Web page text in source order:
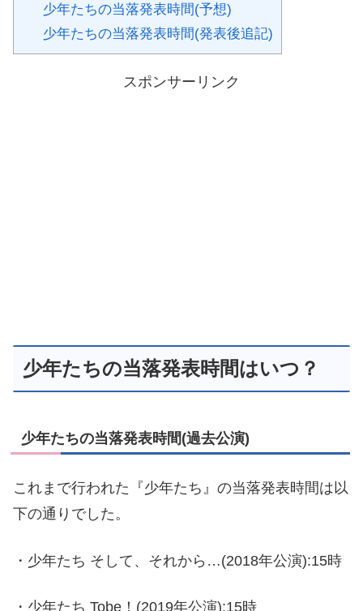
少年たちの当落発表時間(予想)
少年たちの当落発表時間(発表後追記)
スポンサーリンク
少年たちの当落発表時間はいつ？
少年たちの当落発表時間(過去公演)
これまで行われた『少年たち』の当落発表時間は以
下の通りでした。
・少年たち そして、それから…(2018年公演):15時
・少年たち Tobe！(2019年公演):15時